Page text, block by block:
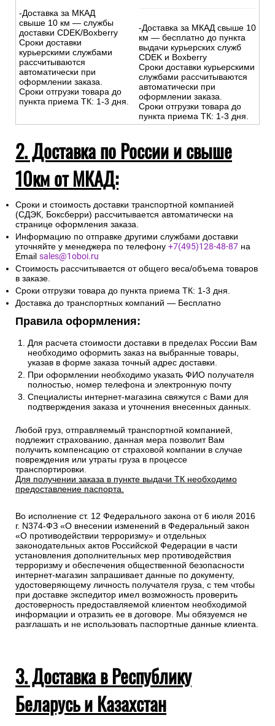
-Доставка за МКАД
свыше 10 км — службы
доставки CDEK/Boxberry
Сроки доставки
курьерскими службами
рассчитываются
автоматически при
оформлении заказа.
Сроки отгрузки товара до
пункта приема ТК: 1-3 дня.
-Доставка за МКАД свыше 10
км — бесплатно до пункта
выдачи курьерских служб
CDEK и Boxberry
Сроки доставки курьерскими
службами рассчитываются
автоматически при
оформлении заказа.
Сроки отгрузки товара до
пункта приема ТК: 1-3 дня.
2. Доставка по России и свыше
10км от МКАД:
Сроки и стоимость доставки транспортной компанией
(СДЭК, Боксберри) рассчитывается автоматически на
странице оформления заказа.
Информацию по отправке другими службами доставки
уточняйте у менеджера по телефону +7(495)128-48-87 на
Email sales@1oboi.ru
Стоимость рассчитывается от общего веса/объема товаров
в заказе.
Сроки отгрузки товара до пункта приема ТК: 1-3 дня.
Доставка до транспортных компаний — Бесплатно
Правила оформления:
Для расчета стоимости доставки в пределах России Вам
необходимо оформить заказ на выбранные товары,
указав в форме заказа точный адрес доставки.
При оформлении необходимо указать ФИО получателя
полностью, номер телефона и электронную почту
Специалисты интернет-магазина свяжутся с Вами для
подтверждения заказа и уточнения внесенных данных.
Любой груз, отправляемый транспортной компанией,
подлежит страхованию, данная мера позволит Вам
получить компенсацию от страховой компании в случае
повреждения или утраты груза в процессе
транспортировки.
Для получении заказа в пункте выдачи ТК необходимо
предоставление паспорта.
Во исполнение ст. 12 Федерального закона от 6 июля 2016
г. N374-ФЗ «О внесении изменений в Федеральный закон
«О противодействии терроризму» и отдельных
законодательных актов Российской Федерации в части
установления дополнительных мер противодействия
терроризму и обеспечения общественной безопасности
интернет-магазин запрашивает данные по документу,
удостоверяющему личность получателя груза, с тем чтобы
при доставке экспедитор имел возможность проверить
достоверность предоставляемой клиентом необходимой
информации и отразить ее в договоре. Мы обязуемся не
разглашать и не использовать паспортные данные клиента.
3. Доставка в Республику
Беларусь и Казахстан